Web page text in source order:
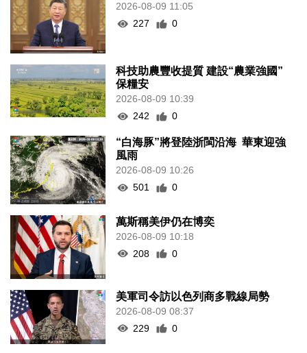
2026-08-09 11:05
227
0
科技助農豐收提質 建設“農業強國”
保糧安
2026-08-09 10:39
242
0
“白海豚”將登陸浙閩沿海 華東迎強
風雨
2026-08-09 10:26
501
0
萬斯稱美伊仍在博奕
2026-08-09 10:18
208
0
美軍司令訪以色列商多戰線局勢
2026-08-09 08:37
229
0